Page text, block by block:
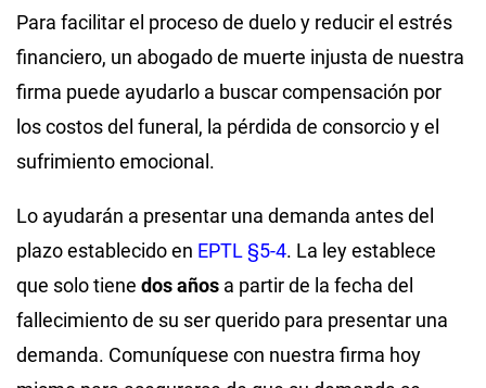
Para facilitar el proceso de duelo y reducir el estrés
financiero, un abogado de muerte injusta de nuestra
firma puede ayudarlo a buscar compensación por
los costos del funeral, la pérdida de consorcio y el
sufrimiento emocional.
Lo ayudarán a presentar una demanda antes del
plazo establecido en EPTL §5-4. La ley establece
que solo tiene dos años a partir de la fecha del
fallecimiento de su ser querido para presentar una
demanda. Comuníquese con nuestra firma hoy